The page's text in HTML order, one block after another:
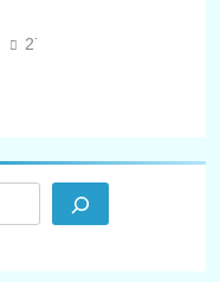
27/11/2015